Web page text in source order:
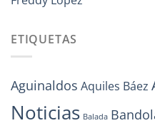
ETIQUETAS
Aguinaldos Aquiles Báez
Noticias Balada